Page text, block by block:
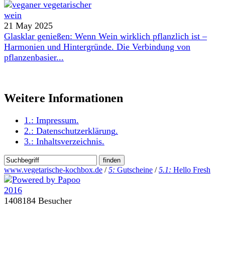
21 May 2025
Glasklar genießen: Wenn Wein wirklich pflanzlich ist –
Harmonien und Hintergründe. Die Verbindung von
pflanzenbasier...
Weitere Informationen
1.: Impressum.
2.: Datenschutzerklärung.
3.: Inhaltsverzeichnis.
www.vegetarische-kochbox.de /5: Gutscheine /5.1: Hello Fresh
1408184 Besucher